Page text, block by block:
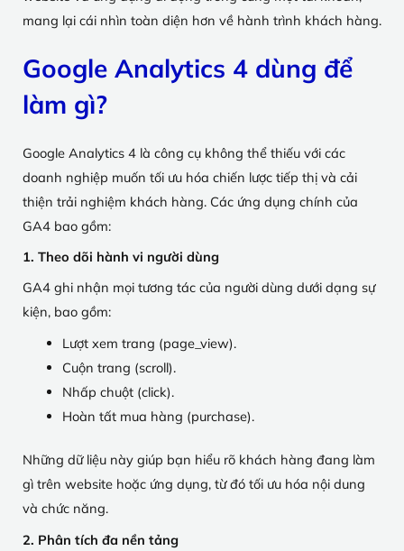
mang lại cái nhìn toàn diện hơn về hành trình khách hàng.
Google Analytics 4 dùng để
làm gì?
Google Analytics 4 là công cụ không thể thiếu với các
doanh nghiệp muốn tối ưu hóa chiến lược tiếp thị và cải
thiện trải nghiệm khách hàng. Các ứng dụng chính của
GA4 bao gồm:
1. Theo dõi hành vi người dùng
GA4 ghi nhận mọi tương tác của người dùng dưới dạng sự
kiện, bao gồm:
Lượt xem trang (page_view).
Cuộn trang (scroll).
Nhấp chuột (click).
Hoàn tất mua hàng (purchase).
Những dữ liệu này giúp bạn hiểu rõ khách hàng đang làm
gì trên website hoặc ứng dụng, từ đó tối ưu hóa nội dung
và chức năng.
2. Phân tích đa nền tảng